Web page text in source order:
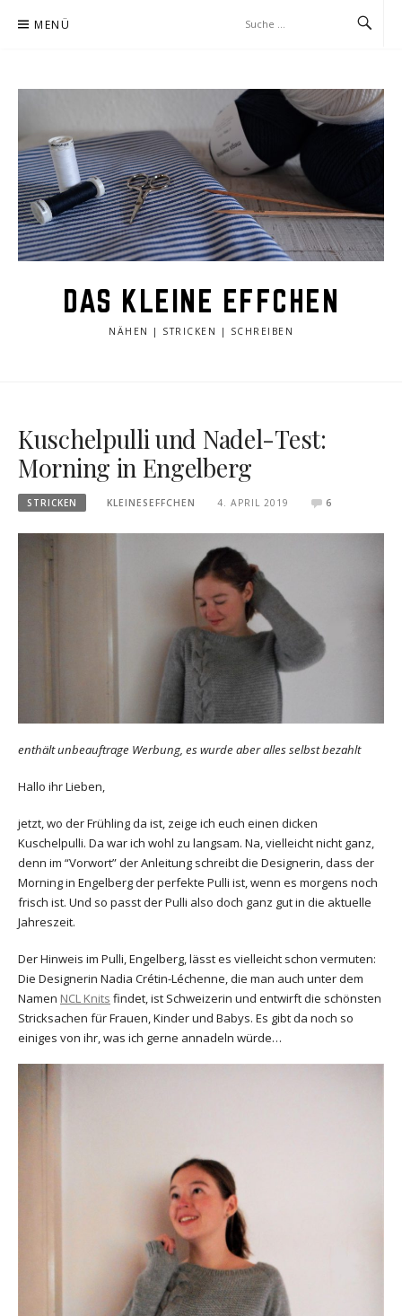
Inhalt MENÜ
DAS KLEINE EFFCHEN
NÄHEN | STRICKEN | SCHREIBEN
Kuschelpulli und Nadel-Test:
Morning in Engelberg
STRICKEN KLEINESEFFCHEN 4. APRIL 2019 6
enthält unbeauftrage Werbung, es wurde aber alles selbst bezahlt
Hallo ihr Lieben,
jetzt, wo der Frühling da ist, zeige ich euch einen dicken
Kuschelpulli. Da war ich wohl zu langsam. Na, vielleicht nicht ganz,
denn im “Vorwort” der Anleitung schreibt die Designerin, dass der
Morning in Engelberg der perfekte Pulli ist, wenn es morgens noch
frisch ist. Und so passt der Pulli also doch ganz gut in die aktuelle
Jahreszeit.
Der Hinweis im Pulli, Engelberg, lässt es vielleicht schon vermuten:
Die Designerin Nadia Crétin-Léchenne, die man auch unter dem
Namen NCL Knits findet, ist Schweizerin und entwirft die schönsten
Stricksachen für Frauen, Kinder und Babys. Es gibt da noch so
einiges von ihr, was ich gerne annadeln würde…